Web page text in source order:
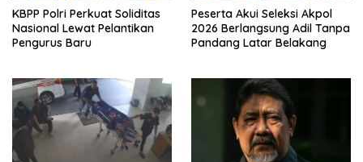
KBPP Polri Perkuat Soliditas
Nasional Lewat Pelantikan
Pengurus Baru
Peserta Akui Seleksi Akpol
2026 Berlangsung Adil Tanpa
Pandang Latar Belakang